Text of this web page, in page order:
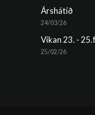
Árshátíð
24/03/26
Vikan 23. -
25/02/26